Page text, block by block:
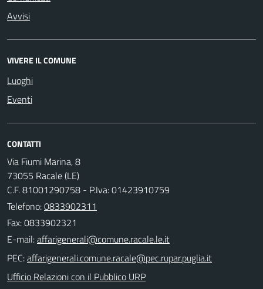
Avvisi
VIVERE IL COMUNE
Luoghi
Eventi
CONTATTI
Via Fiumi Marina, 8
73055 Racale (LE)
C.F. 81001290758 - P.Iva: 01423910759
Telefono:0833902311
Fax: 0833902321
E-mail:
PEC:
Ufficio Relazioni con il Pubblico URP